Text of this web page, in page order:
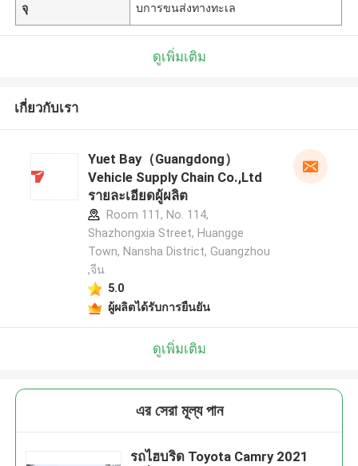
จุ
บการขนส่งทางทะเล
ดูเพิ่มเติม
เกี่ยวกับเรา
Yuet Bay（Guangdong）
Vehicle Supply Chain Co.,Ltd
รายละเอียดผู้ผลิต
Room 111, No. 114,
Shazhongxia Street, Huangge
Town, Nansha District, Guangzhou
,จีน
5.0
ผู้ผลิตได้รับการยืนยัน
ดูเพิ่มเติม
এর সেরা মূল্য পান
รถไฮบริด Toyota Camry 2021